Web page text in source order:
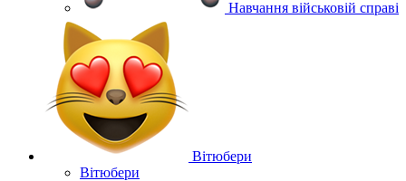
Навчання військовій справі
Вітюбери
Вітюбери